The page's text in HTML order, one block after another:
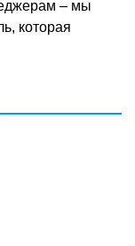
– мы
которая